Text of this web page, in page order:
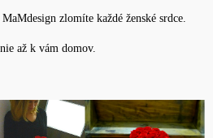
zlomíte každé ženské srdce.
až k vám domov.